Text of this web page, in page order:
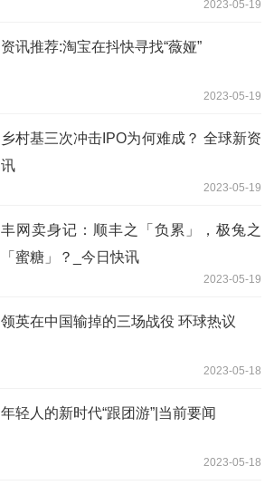
2023-05-19
资讯推荐:淘宝在抖快寻找“薇娅”
2023-05-19
乡村基三次冲击IPO为何难成？ 全球新资
讯
2023-05-19
丰网卖身记：顺丰之「负累」，极兔之
「蜜糖」？_今日快讯
2023-05-19
领英在中国输掉的三场战役 环球热议
2023-05-18
年轻人的新时代“跟团游”|当前要闻
2023-05-18